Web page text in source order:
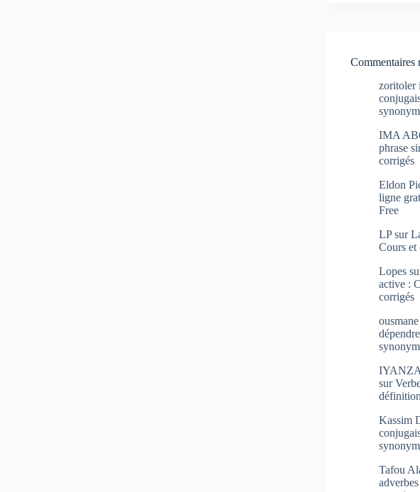
Commentaires
zoritoler
IMA
phrase
corrigés
Eldon
ligne
Free
LPsur
Cours et
Lopes
active :
corrigés
sur
Kassim
Tafou